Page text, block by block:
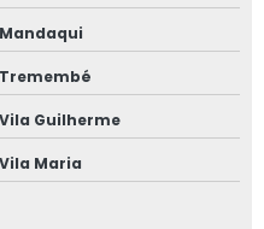
festa
Mandaqui
Tremembé
Vila Guilherme
Vila Maria